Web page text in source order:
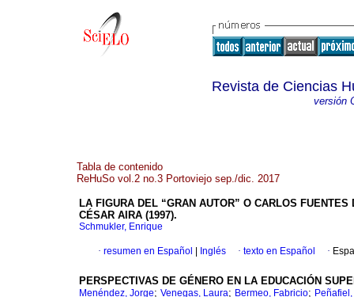
Revista de Ciencias
versión
Tabla de contenido
ReHuSo vol.2 no.3 Portoviejo sep./dic. 2017
LA FIGURA DEL “GRAN AUTOR” O CARLOS
CÉSAR AIRA (1997).
Schmukler, Enrique
· resumen en Español Inglés · texto en Español ·
PERSPECTIVAS DE GÉNERO EN LA EDUCACIÓN
Menéndez, Jorge; Venegas, Laura; Bermeo, Fabricio;